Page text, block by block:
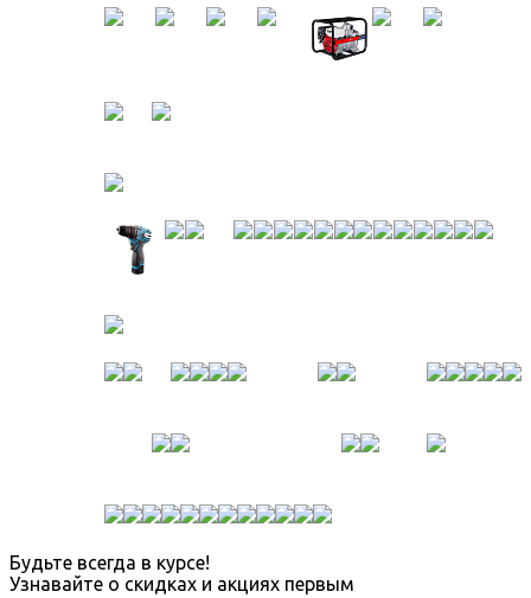
Будьте всегда в курсе!
Узнавайте о скидках и акциях первым